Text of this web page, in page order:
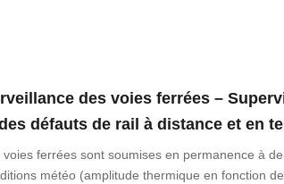
des voies ferrées –
défauts de rail à distance et en
voies ferrées sont soumises en permanence à
météo (amplitude thermique en fonction